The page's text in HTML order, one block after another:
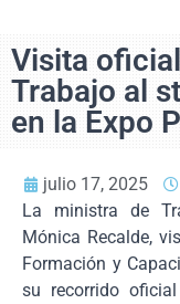
Visita
Trabajo al
en la Expo
julio 17, 2025
La ministra de
Mónica Recalde,
Formación y
su recorrido